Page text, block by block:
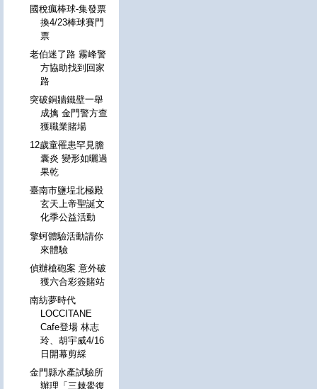
國稅瘋棒球-集發票
換4/23棒球賽門
票
老伯迷了路 霧峰警
方協助找到回家
路
突破銅牆鐵壁一舉
成擒 金門警方查
獲職業賭場
12歲童罹患罕見膽
囊炎 變形如曬過
果乾
臺南市鹽埕北極殿
玄天上帝聖誕文
化季公益活動
擎蚵體驗活動請你
來體驗
偵辦槍砲案 意外破
獲六合彩簽賭站
南紡夢時代
LOCCITANE
Cafe登場 林志
玲、胡宇威4/16
日開幕剪綵
金門縣水產試驗所
辦理「三棘鱟復